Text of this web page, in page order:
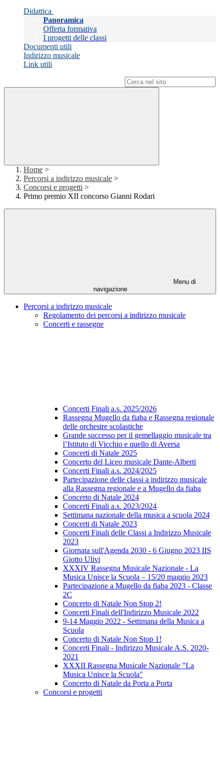
Didattica
Panoramica
Offerta formativa
I progetti delle classi
Documenti utili
Indirizzo musicale
Link utili
Home >
Percorsi a indirizzo musicale >
Concorsi e progetti >
Primo premio XII concorso Gianni Rodari
Menu di
navigazione
Percorsi a indirizzo musicale
Regolamento dei percorsi a indirizzo musicale
Concerti e rassegne
Concerti Finali a.s. 2025/2026
Rassegna Mugello da fiaba e Rassegna regionale
delle orchestre scolastiche
Grande successo per il gemellaggio musicale tra
l’Istituto di Vicchio e quello di Aversa
Concerti di Natale 2025
Concerto del Liceo musicale Dante-Alberti
Concerti Finali a.s. 2024/2025
Partecipazione delle classi a indirizzo musicale
alla Rassegna regionale e a Mugello da fiaba
Concerto di Natale 2024
Concerti Finali a.s. 2023/2024
Settimana nazionale della musica a scuola 2024
Concerti di Natale 2023
Concerti Finali delle Classi a Indirizzo Musicale
2023
Giornata sull'Agenda 2030 - 6 Giugno 2023 IIS
Giotto Ulivi
XXXIV Rassegna Musicale Nazionale - La
Musica Unisce la Scuola – 15/20 maggio 2023
Partecipazione a Mugello da fiaba 2023 - Classe
2C
Concerto di Natale Non Stop 2!
Concerti Finali dell'Indirizzo Musicale 2022
9-14 Maggio 2022 - Settimana della Musica a
Scuola
Concerto di Natale Non Stop 1!
Concerti Finali - Indirizzo Musicale A.S. 2020-
2021
XXXII Rassegna Musicale Nazionale "La
Musica Unisce la Scuola"
Concerto di Natale da Porta a Porta
Concorsi e progetti